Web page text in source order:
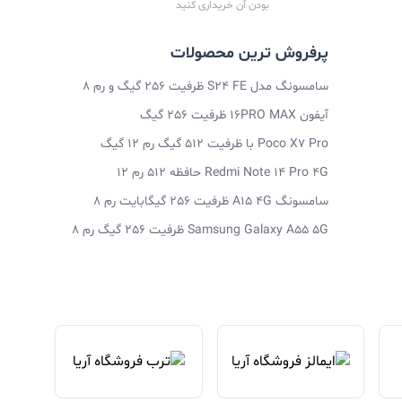
بودن آن خریداری کنید
پرفروش ترین محصولات
سامسونگ مدل S24 FE ظرفیت 256 گیگ و رم 8
آیفون 16PRO MAX ظرفیت 256 گیگ
Poco X7 Pro با ظرفیت 512 گیگ رم 12 گیگ
Redmi Note 14 Pro 4G حافظه 512 رم 12
سامسونگ A15 4G ظرفیت 256 گیگابایت رم 8
Samsung Galaxy A55 5G ظرفیت 256 گیگ رم 8